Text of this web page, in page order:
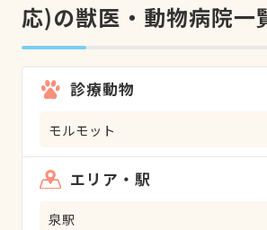
応)の獣医・動物病院一
診療動物
モルモット
エリア・駅
泉駅